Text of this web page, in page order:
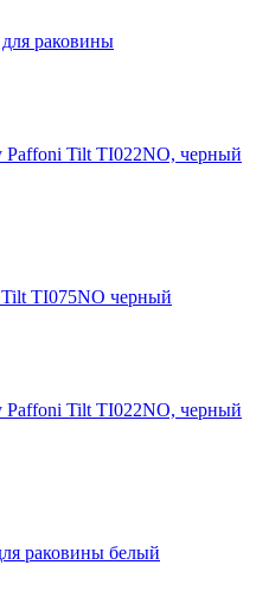
раковины
TI075NO черный
раковины белый